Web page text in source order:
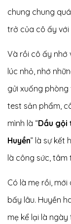
chung chung
trở của cô ấy với
Và rồi cô ấy nhớ
lúc nhỏ, nhớ
gửi xuống
test sản phẩm,
mình là “Dầu gội
Huyền” là sự kết
là công sức, tâm
Có là mẹ rồi,
bấy lâu. Huyền
mẹ kể lại là